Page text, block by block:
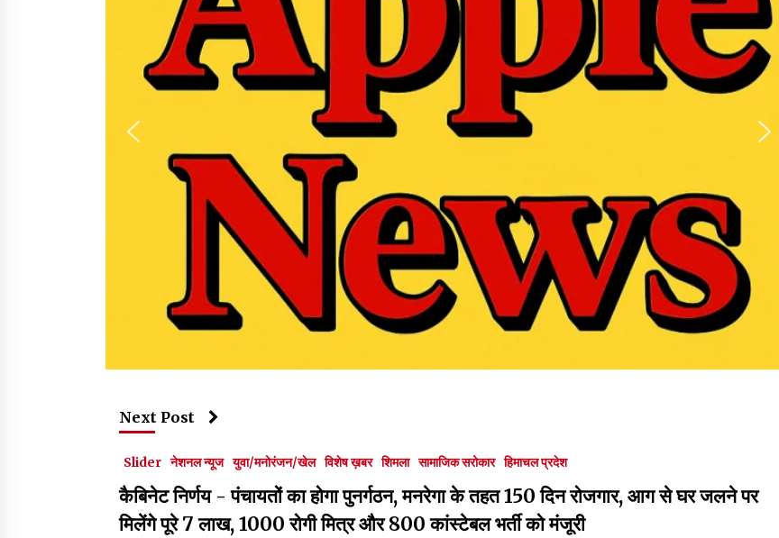
Next Post
Slider नेशनल न्यूज युवा/मनोरंजन/खेल विशेष ख़बर शिमला सामाजिक सरोकार हिमाचल प्रदेश
कैबिनेट निर्णय - पंचायतों का होगा पुनर्गठन, मनरेगा के तहत 150 दिन रोजगार, आग से घर जलने पर
मिलेंगे पूरे 7 लाख, 1000 रोगी मित्र और 800 कांस्टेबल भर्ती को मंजूरी